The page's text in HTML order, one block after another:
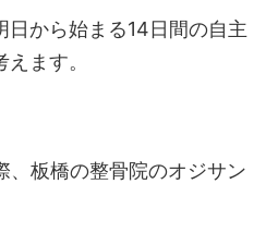
日から始まる14日間の自主
ます。
、板橋の整骨院のオジサン